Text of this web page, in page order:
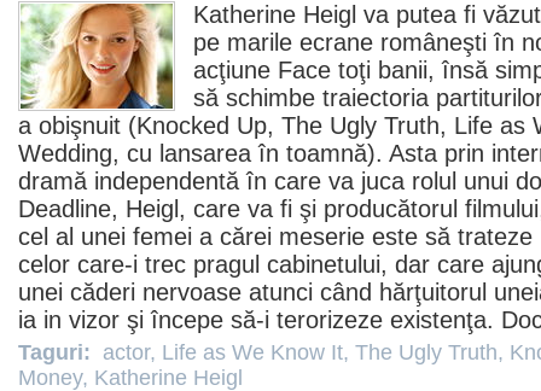
Katherine Heigl va putea fi
pe marile ecrane româneşti în
acţiune Face toţi banii, însă
să schimbe traiectoria
a obişnuit (Knocked Up, The Ugly Truth, Life as
Wedding, cu lansarea în toamnă). Asta prin
dramă independentă în care va juca rolul unui
Deadline, Heigl, care va fi şi producătorul
cel al unei femei a cărei meserie este să trateze
celor care-i trec pragul cabinetului, dar care
unei căderi nervoase atunci când hărţuitorul
ia in vizor şi începe să-i terorizeze existenţa.
Taguri: actor, Life as We Know It, The Ugly Truth,
Money, Katherine Heigl